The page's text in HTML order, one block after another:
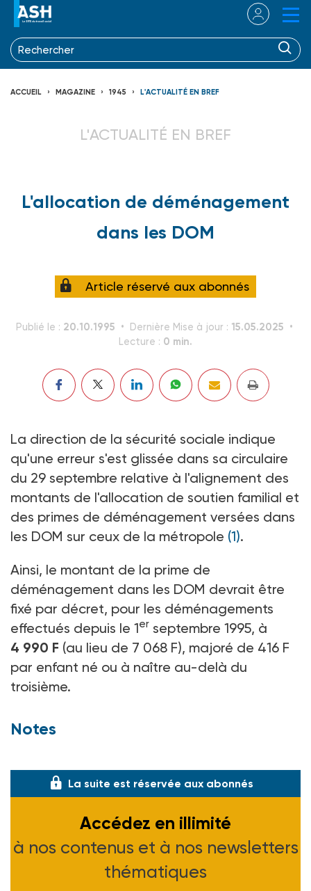
ACCUEIL MAGAZINE 1945 L'ACTUALITÉ EN BREF
L'ACTUALITÉ EN BREF
L'allocation de déménagement
dans les DOM
Article réservé aux abonnés
Publié le : 20.10.1995 Dernière Mise à jour : 15.05.2025
Lecture : 0 min.
La direction de la sécurité sociale indique
qu'une erreur s'est glissée dans sa circulaire
du 29 septembre relative à l'alignement des
montants de l'allocation de soutien familial et
des primes de déménagement versées dans
les DOM sur ceux de la métropole (1).
Ainsi, le montant de la prime de
déménagement dans les DOM devrait être
fixé par décret, pour les déménagements
effectués depuis le 1er septembre 1995, à
4 990 F (au lieu de 7 068 F), majoré de 416 F
par enfant né ou à naître au-delà du
troisième.
Notes
La suite est réservée aux abonnés
Accédez en illimité
à nos contenus et à nos newsletters
thématiques